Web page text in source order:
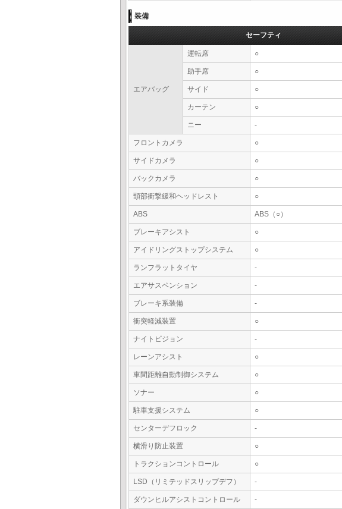
装備
セーフティ
エアバッグ
運転席 ○
助手席 ○
サイド ○
カーテン ○
ニー -
フロントカメラ ○
サイドカメラ ○
バックカメラ ○
頸部衝撃緩和ヘッドレスト ○
ABS ABS（○）
ブレーキアシスト ○
アイドリングストップシステム ○
ランフラットタイヤ -
エアサスペンション -
ブレーキ系装備 -
衝突軽減装置 ○
ナイトビジョン -
レーンアシスト ○
車間距離自動制御システム ○
ソナー ○
駐車支援システム ○
センターデフロック -
横滑り防止装置 ○
トラクションコントロール ○
LSD（リミテッドスリップデフ） -
ダウンヒルアシストコントロール -